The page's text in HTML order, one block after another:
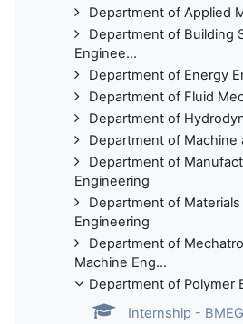
Department of Applied
Department of Building
Enginee...
Department of Energy
Department of Fluid
Department of
Department of Machine
Department of
Engineering
Department of
Engineering
Department of
Machine Eng...
Department of Polymer
Internship -